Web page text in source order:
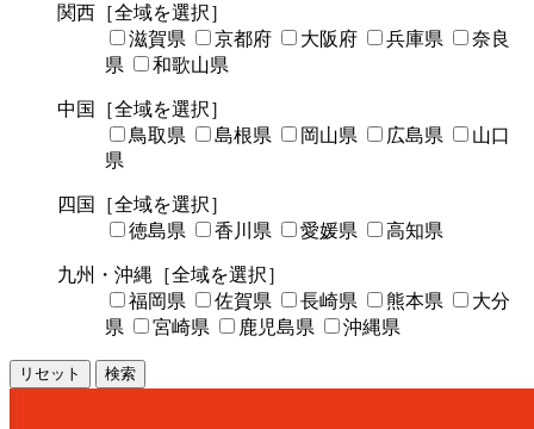
関西 ［全域を選択］
滋賀県
京都府 大阪府 兵庫県
奈良
県
和歌山県
中国
［全域を選択］
鳥取県
島根県 岡山県 広島県
山口
県
四国
［全域を選択］
徳島県
香川県 愛媛県 高知県
九州・沖縄 ［全域を選択］
福岡県
佐賀県 長崎県 熊本県
大分
県
宮崎県 鹿児島県 沖縄県
リセット 検索